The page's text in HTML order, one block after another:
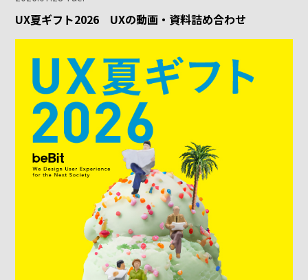
UX夏ギフト2026 UXの動画・資料詰め合わせ